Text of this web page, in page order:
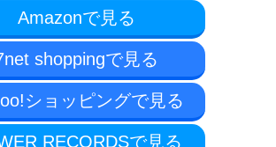
Amazonで見る
shoppingで見る
ショッピングで見る
RECORDSで見る